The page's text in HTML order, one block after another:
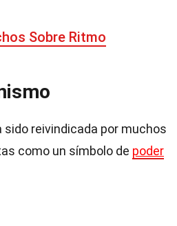
Sobre Ritmo
sido reivindicada por muchos
como un símbolo de poder